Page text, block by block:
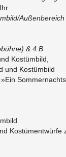
Außenbereich
& 4 B
Kostümbild,
und Kostümbild
Kostümentwürfe